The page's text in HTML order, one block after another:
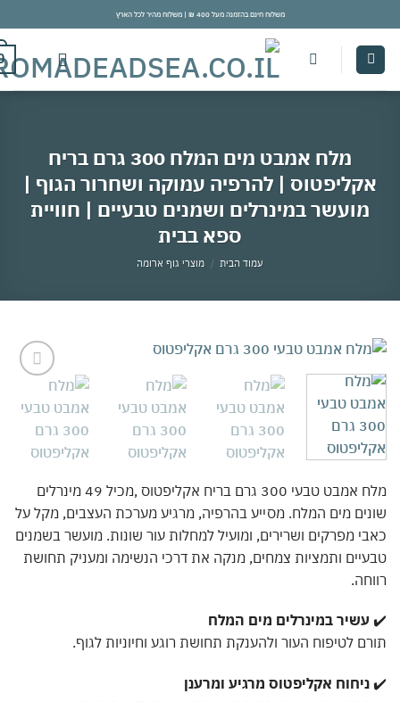
משלוח חינם בהזמנה מעל 400 ₪ | משלוח מהיר לכל הארץ
0
מלח אמבט מים המלח 300 גרם בריח
| להרפיה עמוקה ושחרור הגוף |
מועשר במינרלים ושמנים טבעיים | חוויית
ספא בבית
עמוד הבית / מוצרי גוף ארומה
אהבתי
מלח אמבט טבעי 300 גרם בריח אקליפטוס ,מכיל 49 מינרלים
מים המלח. מסייע בהרפיה, מרגיע מערכת העצבים, מקל על
מפרקים ושרירים, ומועיל למחלות עור שונות. מועשר בשמנים
ותמציות צמחים, מנקה את דרכי הנשימה ומעניק תחושת
עשיר במינרלים מים המלח
לטיפוח העור ולהענקת תחושת רוגע וחיוניות לגוף.
ניחוח אקליפטוס מרגיע ומרענן